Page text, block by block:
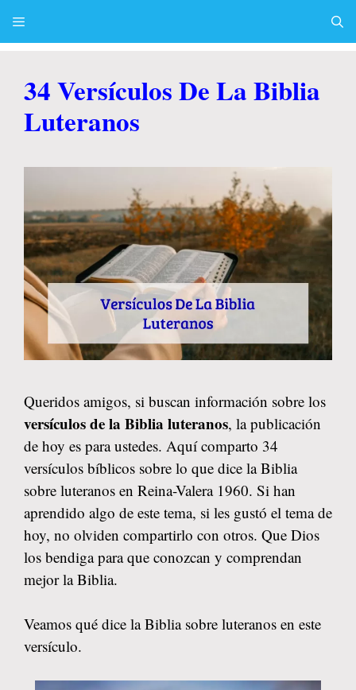
34 Versículos De La Biblia
Luteranos
Queridos amigos, si buscan información sobre los
versículos de la Biblia luteranos, la publicación
de hoy es para ustedes. Aquí comparto 34
versículos bíblicos sobre lo que dice la Biblia
sobre luteranos en Reina-Valera 1960. Si han
aprendido algo de este tema, si les gustó el tema de
hoy, no olviden compartirlo con otros. Que Dios
los bendiga para que conozcan y comprendan
mejor la Biblia.
Veamos qué dice la Biblia sobre luteranos en este
versículo.